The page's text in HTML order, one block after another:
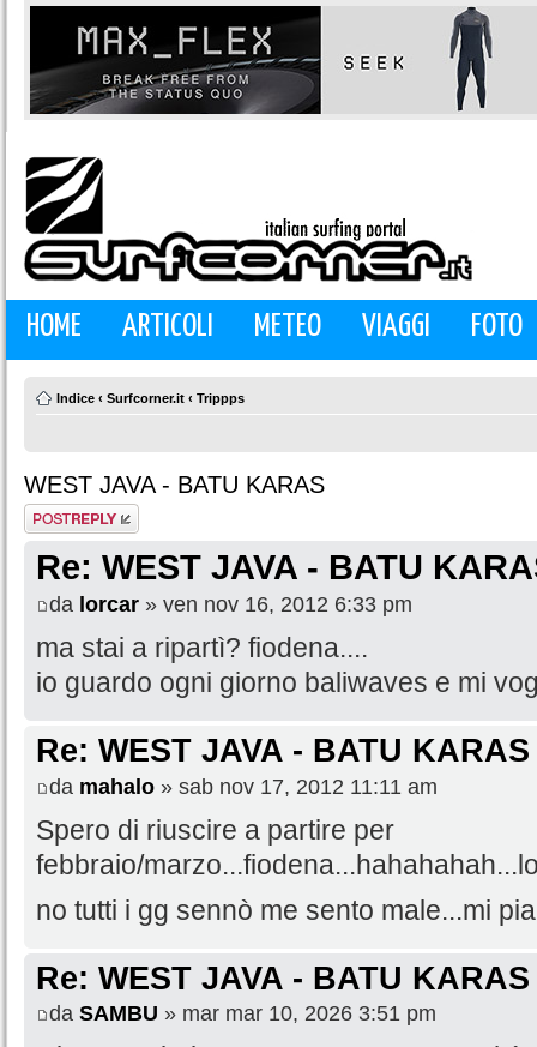
HOME ARTICOLI METEO VIAGGI FOTO
Indice ‹ Surfcorner.it ‹ Trippps
WEST JAVA - BATU KARAS
Rispondi al
messaggio
Re: WEST JAVA - BATU
da lorcar » ven nov 16, 2012 6:33 pm
ma stai a ripartì? fiodena....
io guardo ogni giorno baliwaves e mi
Re: WEST JAVA - BATU KARAS
da mahalo » sab nov 17, 2012 11:11 am
Spero di riuscire a partire per
febbraio/
no tutti i gg sennò me sento male...mi
Re: WEST JAVA - BATU KARAS
da SAMBU » mar mar 10, 2026 3:51 pm